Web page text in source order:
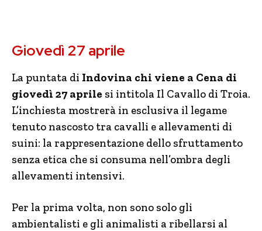
Giovedì 27 aprile
La puntata di Indovina chi viene a Cena di
giovedì 27 aprile si intitola Il Cavallo di Troia.
L’inchiesta mostrerà in esclusiva il legame
tenuto nascosto tra cavalli e allevamenti di
suini: la rappresentazione dello sfruttamento
senza etica che si consuma nell’ombra degli
allevamenti intensivi.
Per la prima volta, non sono solo gli
ambientalisti e gli animalisti a ribellarsi al